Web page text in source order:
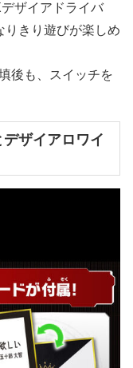
ザイアドライバ
りきり遊びが楽しめ
後も、スイッチを
ザイアロワイ